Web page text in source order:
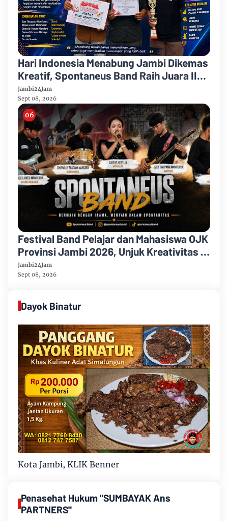
Hari Indonesia Menabung Jambi Dikemas
Kreatif, Spontaneus Band Raih Juara II
Festival Band Pelajar dan Mahasiswa
Jambi24Jam
Sept 08, 2026
Festival Band Pelajar dan Mahasiswa OJK
Provinsi Jambi 2026, Unjuk Kreativitas di
Taman Banjuran Budayo, Spontaneus
Band Raih Juara 2
Jambi24Jam
Sept 08, 2026
Dayok Binatur
Kota Jambi, KLIK Benner
Penasehat Hukum "SUMBAYAK Ans
PARTNERS"